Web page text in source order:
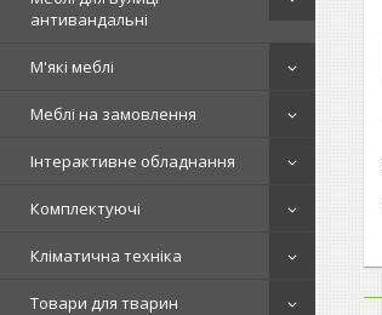
антивандальні
М'які меблі
Меблі на замовлення
Інтерактивне обладнання
Комплектуючі
Кліматична техніка
Товари для тварин